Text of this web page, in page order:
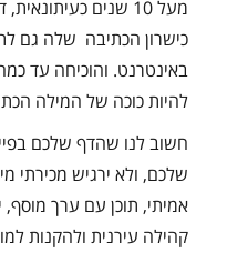
מעל 10 שנים
כישרון הכתיבה שלה גם
באינטרנט. והוכיחה עד
להיות כוכה של המילה
חשוב לנו שהדף שלכם
שלכם, ולא ירגיש מכירתי
אמיתי, תוכן עם ערך מוסף,
קהילה עירנית ולהקנות